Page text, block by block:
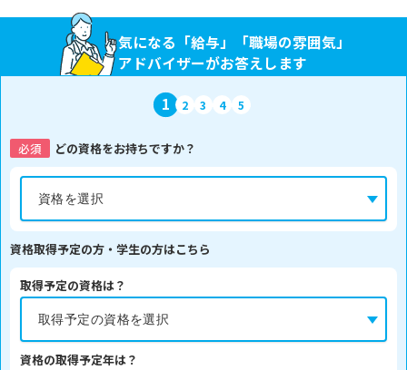
気になる「給与」「職場の雰囲気」
アドバイザーがお答えします
1 2 3 4 5
必須 どの資格をお持ちですか？
資格取得予定の方・学生の方はこちら
取得予定の資格は？
資格の取得予定年は？